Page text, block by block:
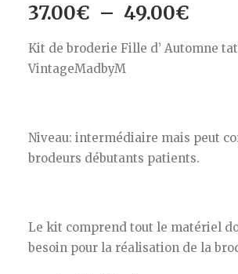
37.00€ – 49.00€
prix :
Kit de broderie Fille d’ Automne
VintageMadbyM
Niveau: intermédiaire mais peut
brodeurs débutants patients.
Le kit comprend tout le matériel
besoin pour la réalisation de la